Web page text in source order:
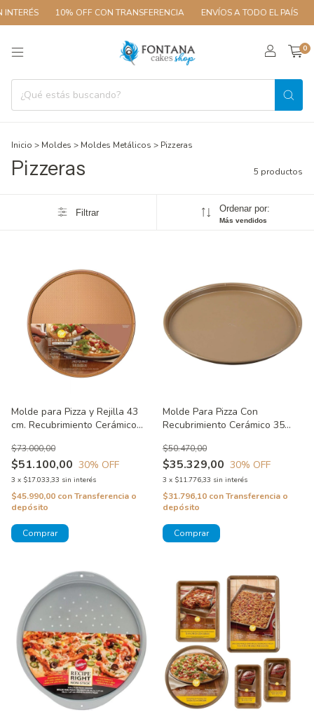
10% OFF CON TRANSFERENCIA ENVÍOS A TODO EL PAÍS
0
Inicio > Moldes > Moldes Metálicos > Pizzeras
Pizzeras 5 productos
Filtrar Ordenar por:
Más vendidos
Molde para Pizza y Rejilla 43
cm. Recubrimiento Cerámico
$51.100,00
$73.000,00
30% OFF
3 x $17.033,33 sin interés
$45.990,00 conTransferencia o
depósito
Molde Para Pizza Con
Recubrimiento Cerámico 35
$35.329,00
$50.470,00
30% OFF
3 x $11.776,33 sin interés
$31.796,10 conTransferencia o
depósito